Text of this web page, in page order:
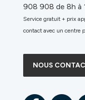
908 908 de 8h à
Service gratuit + prix
contact avec un centre
NOUS